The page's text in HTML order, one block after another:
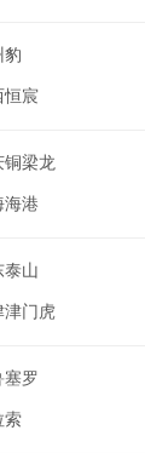
豹
恒宸
铜梁龙
港
泰山
津门虎
塞罗
索